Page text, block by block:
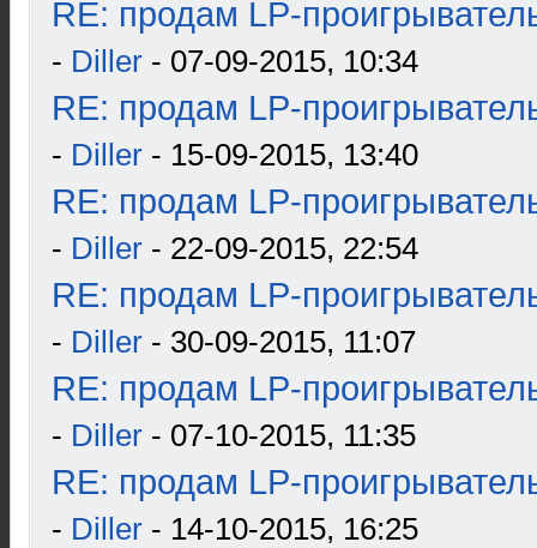
RE: продам LP-
- Diller - 07-09-2015, 10:34
RE: продам LP-
- Diller - 15-09-2015, 13:40
RE: продам LP-
- Diller - 22-09-2015, 22:54
RE: продам LP-
- Diller - 30-09-2015, 11:07
RE: продам LP-
- Diller - 07-10-2015, 11:35
RE: продам LP-
- Diller - 14-10-2015, 16:25